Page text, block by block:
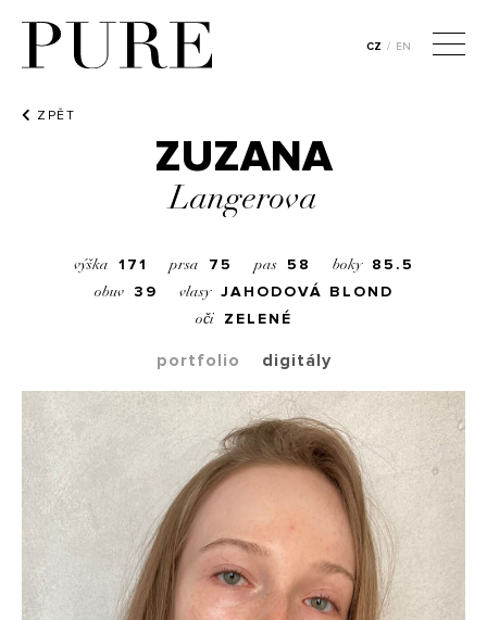
CZ / EN
ZPĚT
ZUZANA
Langerova
výška 171 prsa 75 pas 58 boky 85.5
obuv 39 vlasy JAHODOVÁ BLOND
oči ZELENÉ
portfolio digitály